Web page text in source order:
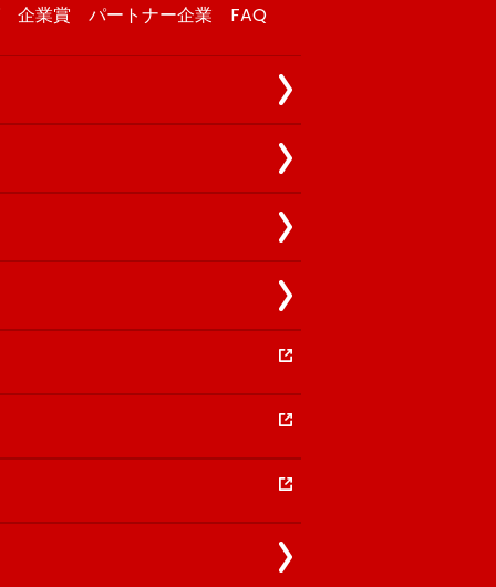
企業賞 パートナー企業 FAQ